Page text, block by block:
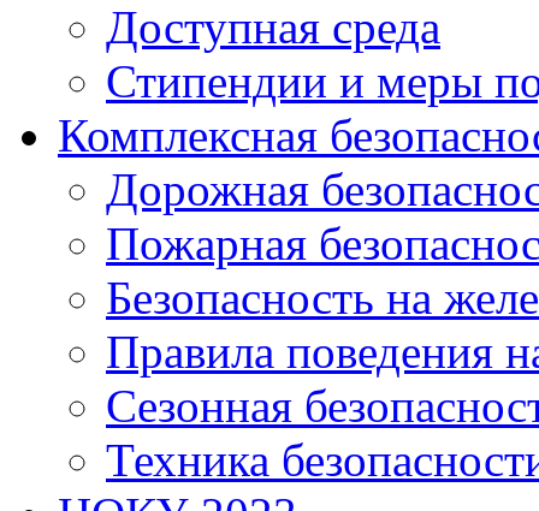
Доступная среда
Стипендии и меры
Комплексная
Дорожная
Пожарная
Безопасность на
Правила поведения
Сезонная
Техника